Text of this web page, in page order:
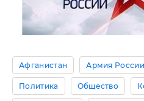
Афганистан Армия России
Политика Общество